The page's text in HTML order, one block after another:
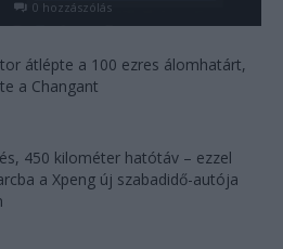
0 hozzászólás
átlépte a 100 ezres álomhatárt,
a Changant
450 kilométer hatótáv – ezzel
a Xpeng új szabadidő-autója